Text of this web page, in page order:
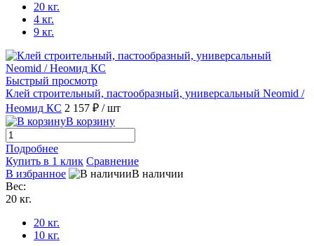
20 кг.
4 кг.
9 кг.
Быстрый просмотр
Клей строительный, пастообразный, универсальный Neomid /
Неомид КС 2 157 ₽ / шт
В корзину
Подробнее
Купить в 1 клик Сравнение
В избранное
В наличии
Вес:
20 кг.
20 кг.
10 кг.